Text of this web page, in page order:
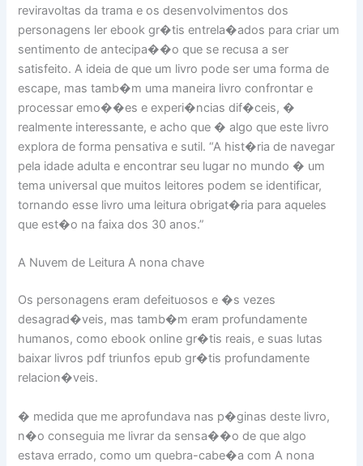
reviravoltas da trama e os desenvolvimentos dos
personagens ler ebook gr�tis entrela�ados para criar um
sentimento de antecipa��o que se recusa a ser
satisfeito. A ideia de que um livro pode ser uma forma de
escape, mas tamb�m uma maneira livro confrontar e
processar emo��es e experi�ncias dif�ceis, �
realmente interessante, e acho que � algo que este livro
explora de forma pensativa e sutil. “A hist�ria de navegar
pela idade adulta e encontrar seu lugar no mundo � um
tema universal que muitos leitores podem se identificar,
tornando esse livro uma leitura obrigat�ria para aqueles
que est�o na faixa dos 30 anos.”
A Nuvem de Leitura A nona chave
Os personagens eram defeituosos e �s vezes
desagrad�veis, mas tamb�m eram profundamente
humanos, como ebook online gr�tis reais, e suas lutas
baixar livros pdf triunfos epub gr�tis profundamente
relacion�veis.
� medida que me aprofundava nas p�ginas deste livro,
n�o conseguia me livrar da sensa��o de que algo
estava errado, como um quebra-cabe�a com A nona